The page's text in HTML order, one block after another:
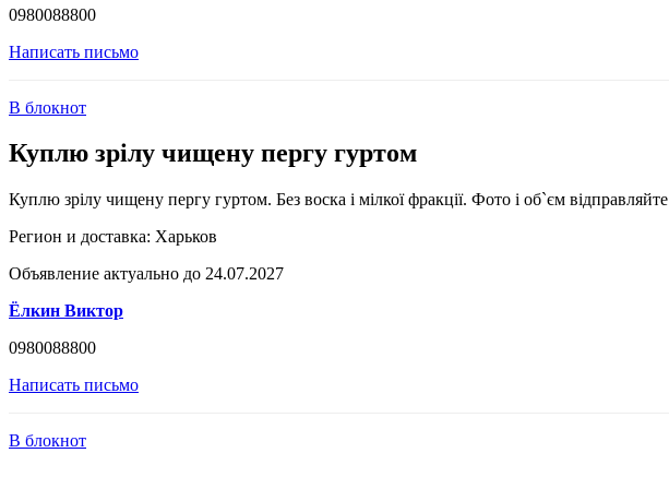
0980088800
Написать письмо
В блокнот
Куплю зрілу чищену пергу гуртом
Куплю зрілу чищену пергу гуртом. Без воска і мілкої фракції. Фото і об`єм
Регион и доставка: Харьков
Объявление актуально до 24.07.2027
Ёлкин Виктор
0980088800
Написать письмо
В блокнот